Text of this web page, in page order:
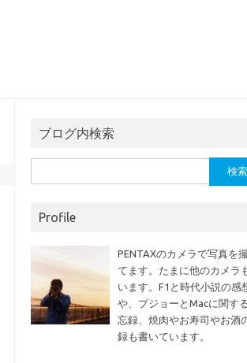
ブログ内検索
索:
Profile
PENTAXのカメラで写真を
てます。たまに他のカメラ
います。F1と時代小説の感
や、プジョーとMacに関す
忘録、焼肉やお寿司やお酒
録も書いています。